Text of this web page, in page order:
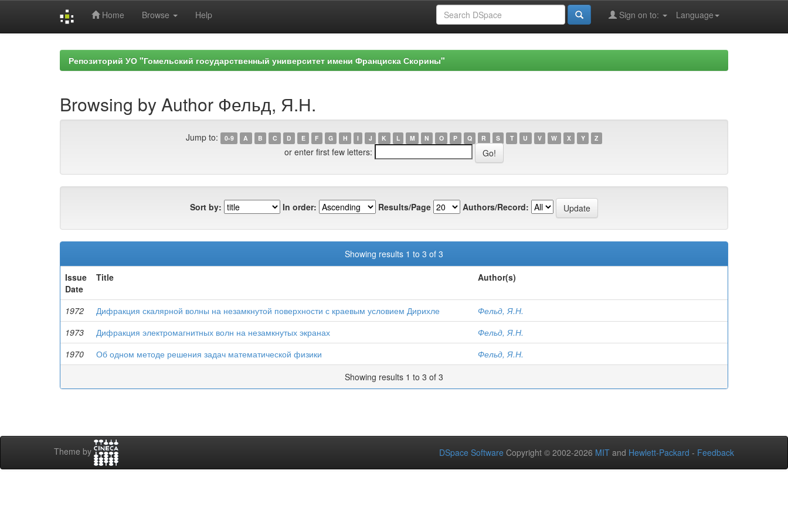
Home Browse Help Language
Sign on to:
Репозиторий УО "Гомельский государственный университет имени Франциска Скорины"
Browsing by Author Фельд, Я.Н.
Jump to: 0-9 A B C D E F G H I J K L M N O P Q R S T U V W X Y Z
or enter first few letters:
Sort by: In order: Results/Page Authors/Record:
Showing results 1 to 3 of 3
Issue
Date
Title Author(s)
1972 Дифракция скалярной волны на незамкнутой поверхности с краевым условием Дирихле
Фельд, Я.Н.
1973
Дифракция электромагнитных волн на незамкнутых экранах
Фельд, Я.Н.
1970
Об одном методе решения задач математической физики
Фельд, Я.Н.
Showing results 1 to 3 of 3
Theme by DSpace Software Copyright © 2002-2026 MIT and Hewlett-Packard - Feedback